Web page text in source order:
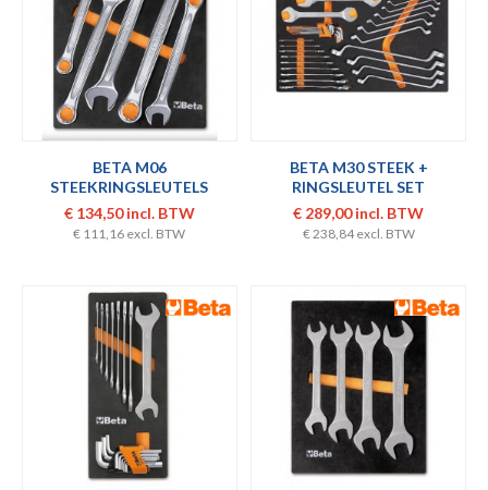
BETA M06
STEEKRINGSLEUTELS
€ 134,50 incl. BTW
€ 111,16 excl. BTW
BETA M30 STEEK +
RINGSLEUTEL SET
€ 289,00 incl. BTW
€ 238,84 excl. BTW